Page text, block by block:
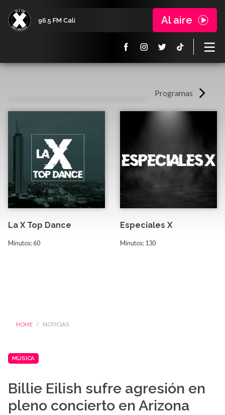
96.5 FM Cali Al aire
Programas
La X Top Dance
Minutos: 60
Especiales X
Minutos: 130
HOME NOTICIAS
MÚSICA
Billie Eilish sufre agresión en
pleno concierto en Arizona